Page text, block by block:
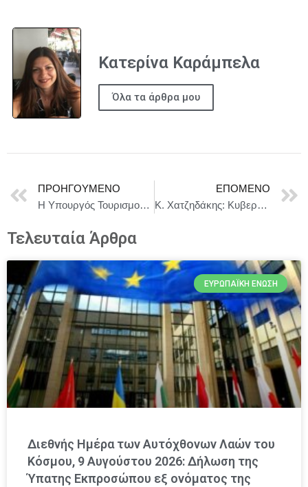
Κατερίνα Καράμπελα
Όλα τα άρθρα μου
ΠΡΟΗΓΟΎΜΕΝΟ
Η Υπουργός Τουρισμού Όλγα Κεφαλογιάννη , εκπροσώπησε την Ελληνική Κυβέρνηση στις εορταστικές εκδηλώσεις Μιαούλεια 2025 στην Ύδρα
ΕΠΌΜΕΝΟ
Κ. Χατζηδάκης: Κυβερνητική πρωτοβουλία για επιστροφή των επιδοτήσεων από τους επιτήδειους
Τελευταία Άρθρα
ΕΥΡΩΠΑΪΚΉ ΈΝΩΣΗ
Διεθνής Ημέρα των Αυτόχθονων Λαών του
Κόσμου, 9 Αυγούστου 2026: Δήλωση της
Ύπατης Εκπροσώπου εξ ονόματος της